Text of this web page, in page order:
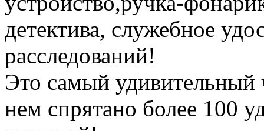
детектива, служебное
расследований!
Это самый удивительный
нем спрятано более 100